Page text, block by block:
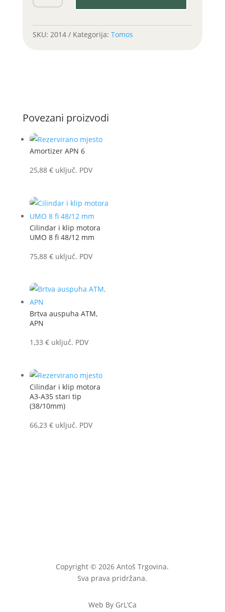
fi
SKU: 2014 Kategorija: Tomos
Povezani proizvodi
Amortizer APN 6
25,88 € uključ. PDV
Cilindar i klip motora
UMO 8 fi 48/12 mm
75,88 € uključ. PDV
Brtva auspuha ATM,
APN
1,33 € uključ. PDV
Cilindar i klip motora
A3-A35 stari tip
(38/10mm)
66,23 € uključ. PDV
Copyright © 2026 Antoš Trgovina.
Sva prava pridržana.
Web By GrL’Ca